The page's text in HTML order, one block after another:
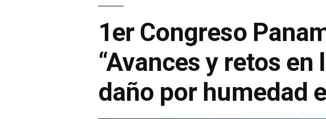
1er Congreso
“Avances y retos
daño por humedad